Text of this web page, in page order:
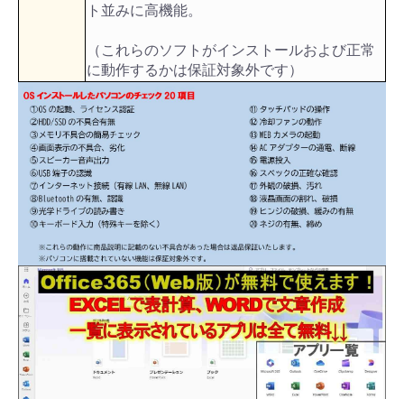
ト並みに高機能。
（これらのソフトがインストールおよび正常
に動作するかは保証対象外です）